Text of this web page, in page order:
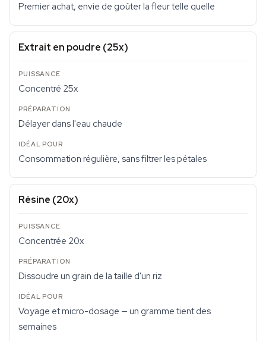
Premier achat, envie de goûter la fleur telle quelle
Extrait en poudre (25x)
Concentré 25x
Délayer dans l'eau chaude
Consommation régulière, sans filtrer les pétales
Résine (20x)
Concentrée 20x
Dissoudre un grain de la taille d'un riz
Voyage et micro-dosage — un gramme tient des
semaines